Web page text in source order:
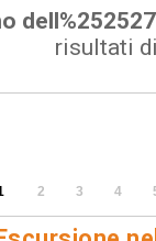
risultati
2 3 4